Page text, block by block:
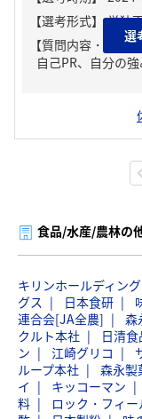
【質問内容・課題】
自己PR、自分の
選
食品/水産/農林の
キリンホールディン
グス
日本食研
連合会[JA全農]
森
クルト本社
日清食
ン
江崎グリコ
ループ本社
森永製
イ
キッコーマン
料
ロック・フィー